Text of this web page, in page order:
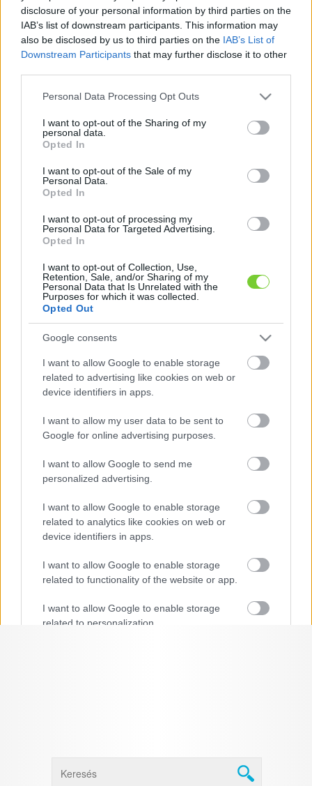
disclosure of your personal information by third parties on the
IAB’s list of downstream participants. This information may
also be disclosed by us to third parties on the IAB’s List of
Downstream Participants that may further disclose it to other
Please note that this website/app uses one or more Google
not limited to your visit or usage behaviour. You may click to
grant or deny consent to Google and its third-party tags to
use your data for below specified purposes in below Google
consent section.
Personal Data Processing Opt Outs
I want to opt-out of the Sharing of my
personal data.
Opted In
I want to opt-out of the Sale of my
Personal Data.
Opted In
I want to opt-out of processing my
Personal Data for Targeted Advertising.
Opted In
I want to opt-out of Collection, Use,
Retention, Sale, and/or Sharing of my
Personal Data that Is Unrelated with the
Purposes for which it was collected.
Opted Out
Google consents
I want to allow Google to enable storage
related to advertising like cookies on web or
device identifiers in apps.
I want to allow my user data to be sent to
Google for online advertising purposes.
I want to allow Google to send me
personalized advertising.
I want to allow Google to enable storage
related to analytics like cookies on web or
device identifiers in apps.
I want to allow Google to enable storage
related to functionality of the website or app.
I want to allow Google to enable storage
related to personalization.
Data Deletion Privacy Policy
Felhasználónév
Jelszó
rám
Elfelejtette jelszavát?
Elfelejtette felhasználónevét?
Regisztráció
Bejelentkezés
faiskola.hu
Kertészeti, kerti termékek és szolgáltatások térképes
szaknévsora
MI A FAISKOLA.HU?
143
14
13
10
16
12
7
8
6
2
3
9
14
4
2
143
14
13
10
16
12
7
6
3
14
2